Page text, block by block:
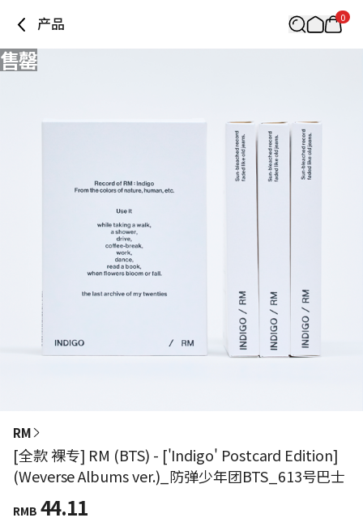
产品 0
售罄
RM
[全款 裸专] RM (BTS) - ['Indigo' Postcard Edition]
(Weverse Albums ver.)_防弹少年团BTS_613号巴士
RMB 44.11